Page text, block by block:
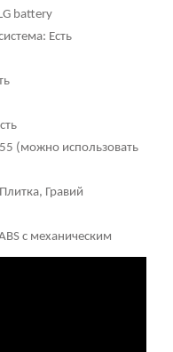
battery
Есть
(можно использовать
Гравий
с механическим